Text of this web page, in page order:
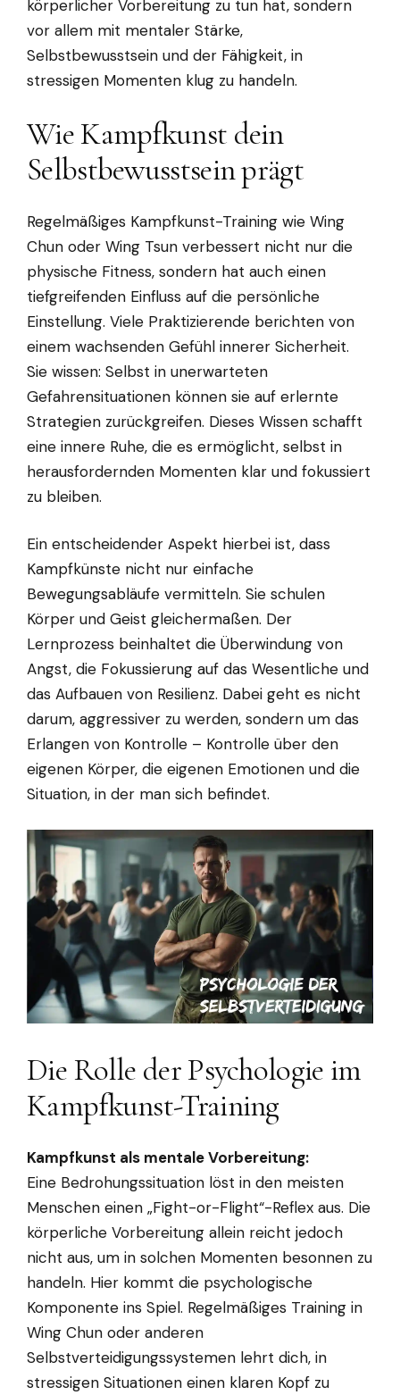
körperlicher Vorbereitung zu tun hat, sondern
vor allem mit mentaler Stärke,
Selbstbewusstsein und der Fähigkeit, in
stressigen Momenten klug zu handeln.
Wie Kampfkunst dein
Selbstbewusstsein prägt
Regelmäßiges Kampfkunst-Training wie Wing
Chun oder Wing Tsun verbessert nicht nur die
physische Fitness, sondern hat auch einen
tiefgreifenden Einfluss auf die persönliche
Einstellung. Viele Praktizierende berichten von
einem wachsenden Gefühl innerer Sicherheit.
Sie wissen: Selbst in unerwarteten
Gefahrensituationen können sie auf erlernte
Strategien zurückgreifen. Dieses Wissen schafft
eine innere Ruhe, die es ermöglicht, selbst in
herausfordernden Momenten klar und fokussiert
zu bleiben.
Ein entscheidender Aspekt hierbei ist, dass
Kampfkünste nicht nur einfache
Bewegungsabläufe vermitteln. Sie schulen
Körper und Geist gleichermaßen. Der
Lernprozess beinhaltet die Überwindung von
Angst, die Fokussierung auf das Wesentliche und
das Aufbauen von Resilienz. Dabei geht es nicht
darum, aggressiver zu werden, sondern um das
Erlangen von Kontrolle – Kontrolle über den
eigenen Körper, die eigenen Emotionen und die
Situation, in der man sich befindet.
Die Rolle der Psychologie im
Kampfkunst-Training
Kampfkunst als mentale Vorbereitung:
Eine Bedrohungssituation löst in den meisten
Menschen einen „Fight-or-Flight“-Reflex aus. Die
körperliche Vorbereitung allein reicht jedoch
nicht aus, um in solchen Momenten besonnen zu
handeln. Hier kommt die psychologische
Komponente ins Spiel. Regelmäßiges Training in
Wing Chun oder anderen
Selbstverteidigungssystemen lehrt dich, in
stressigen Situationen einen klaren Kopf zu